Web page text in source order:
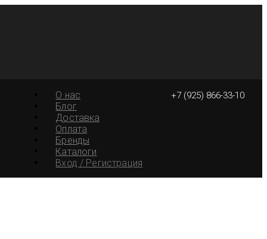
+7 (925) 866-33-10
О нас
Блог
Доставка
Оплата
Бренды
Каталоги
Вход / Регистрация